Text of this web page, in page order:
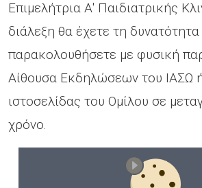
Επιμελήτρια Α' Παιδιατρικής
διάλεξη θα έχετε τη
παρακολουθήσετε με φυσική
Αίθουσα Εκδηλώσεων του ΙΑΣΩ
ιστοσελίδας του Ομίλου σε
χρόνο.